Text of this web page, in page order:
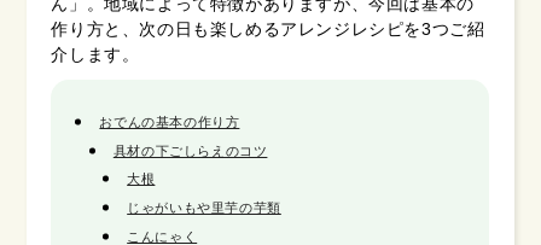
ん」。地域によって特徴がありますが、今回は基本の
作り方と、次の日も楽しめるアレンジレシピを3つご紹
介します。
おでんの基本の作り方
具材の下ごしらえのコツ
大根
じゃがいもや里芋の芋類
こんにゃく